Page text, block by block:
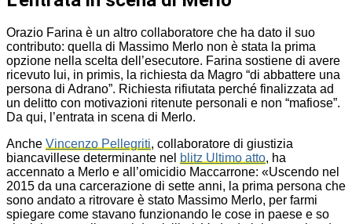
Orazio Farina è un altro collaboratore che ha dato il suo
contributo: quella di Massimo Merlo non è stata la prima
opzione nella scelta dell’esecutore. Farina sostiene di avere
ricevuto lui, in primis, la richiesta da Magro “di abbattere una
persona di Adrano”. Richiesta rifiutata perché finalizzata ad
un delitto con motivazioni ritenute personali e non “mafiose”.
Da qui, l’entrata in scena di Merlo.
Anche Vincenzo Pellegriti, collaboratore di giustizia
biancavillese determinante nel blitz Ultimo atto, ha
accennato a Merlo e all’omicidio Maccarrone: «Uscendo nel
2015 da una carcerazione di sette anni, la prima persona che
sono andato a ritrovare è stato Massimo Merlo, per farmi
spiegare come stavano funzionando le cose in paese e so